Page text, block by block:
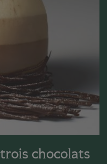
chocolats